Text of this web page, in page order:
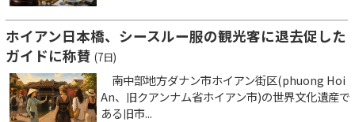
ホイアン日本橋、シースルー服の観光客に退去促した
ガイドに称賛 (7日)
南中部地方ダナン市ホイアン街区(phuong Hoi
An、旧クアンナム省ホイアン市)の世界文化遺産で
ある旧市...